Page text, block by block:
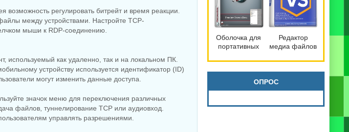
возможность регулировать битрейт и время реакции.
между устройствами. Настройте TCP-
мыши к RDP-соединению.
используемый как удаленно, так и на локальном ПК.
устройству используется идентификатор (ID)
могут изменить данные доступа.
значок меню для переключения различных
файлов, туннелирование TCP или аудиовход.
управлять разрешениями.
Оболочка для
портативных
PortableApps.com
Platform 30.3
Редактор
медиа файлов
Video Splitter
9.0.2603.20
Broadcast
Edition
ОПРОС